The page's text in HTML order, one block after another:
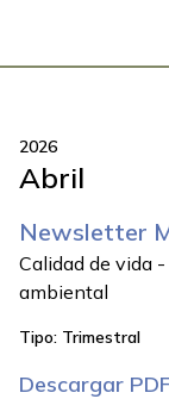
2026
Abril
Newsletter
Calidad de vida
ambiental
Tipo: Trimestral
Descargar PDF